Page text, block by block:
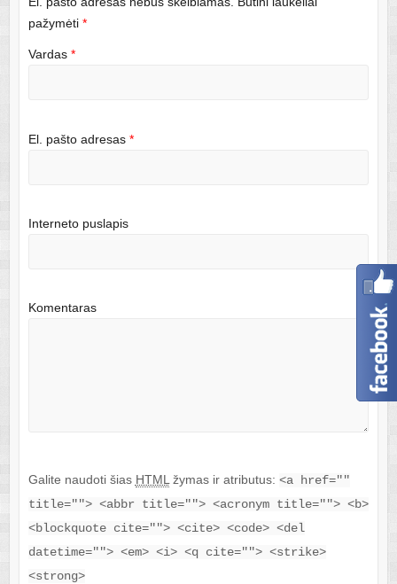
pažymėti *
Vardas *
El. pašto adresas *
Interneto puslapis
Komentaras
Galite naudoti šias HTML žymas ir atributus: <a href=""
title=""> <abbr title=""> <acronym title=""> <b>
<blockquote cite=""> <cite> <code> <del
datetime=""> <em> <i> <q cite=""> <strike>
<strong>